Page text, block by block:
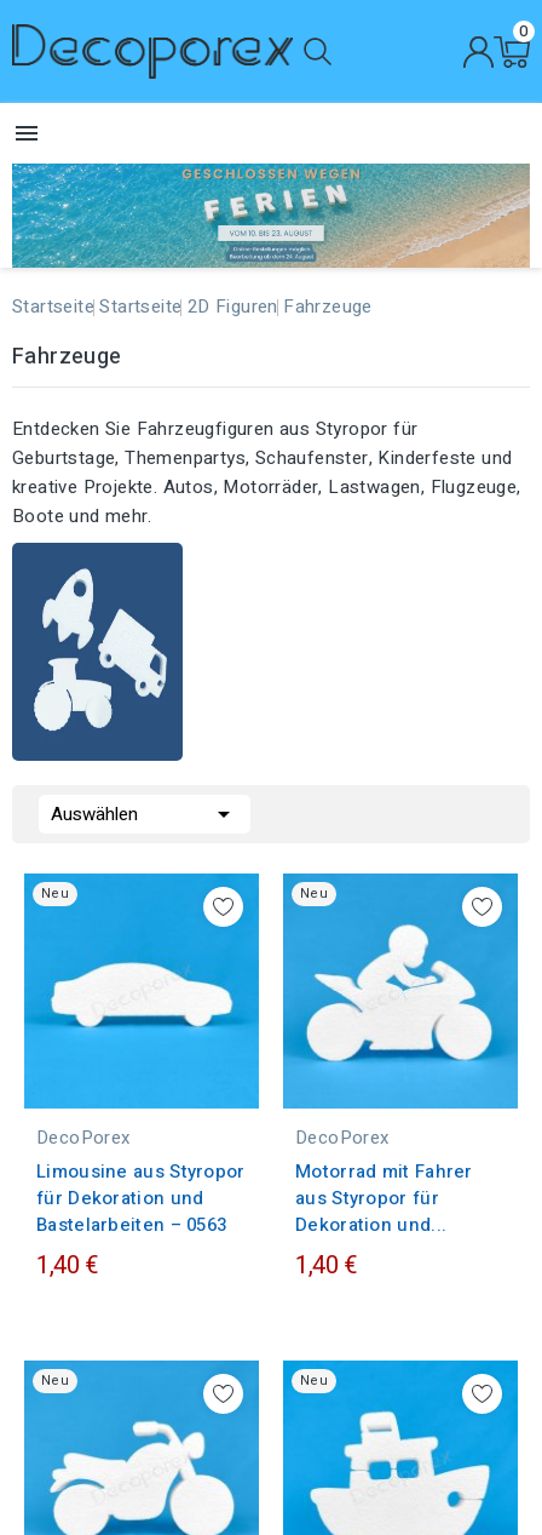
0

Startseite Startseite 2D Figuren Fahrzeuge
Fahrzeuge
Entdecken Sie Fahrzeugfiguren aus Styropor für
Geburtstage, Themenpartys, Schaufenster, Kinderfeste und
kreative Projekte. Autos, Motorräder, Lastwagen, Flugzeuge,
Boote und mehr.
Auswählen 
Neu
DecoPorex
Limousine aus Styropor
für Dekoration und
Bastelarbeiten – 0563
1,40 €
Neu
DecoPorex
Motorrad mit Fahrer
aus Styropor für
Dekoration und...
1,40 €
Neu Neu